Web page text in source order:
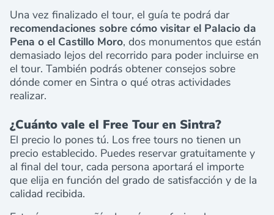
​Una vez finalizado el tour, el guía te podrá dar
recomendaciones sobre cómo visitar el Palacio da
Pena o el Castillo Moro, dos monumentos que están
demasiado lejos del recorrido para poder incluirse en
el tour. También podrás obtener consejos sobre
dónde comer en Sintra o qué otras actividades
realizar.
¿Cuánto vale el Free Tour en Sintra?
El precio lo pones tú. Los free tours no tienen un
precio establecido. Puedes reservar gratuitamente y
al final del tour, cada persona aportará el importe
que elija en función del grado de satisfacción y de la
calidad recibida.